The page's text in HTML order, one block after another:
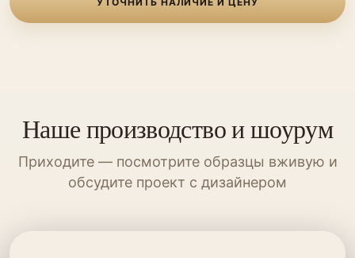
Наше производство и шоурум
Приходите — посмотрите образцы вживую и
обсудите проект с дизайнером